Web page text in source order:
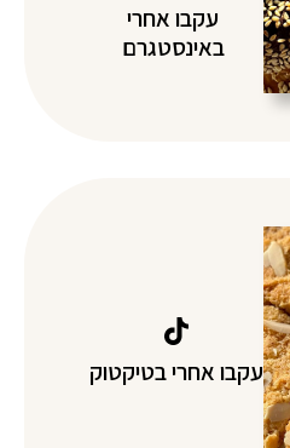
עקבו אחרי
באינסטגרם
עקבו אחרי בטיקטוק